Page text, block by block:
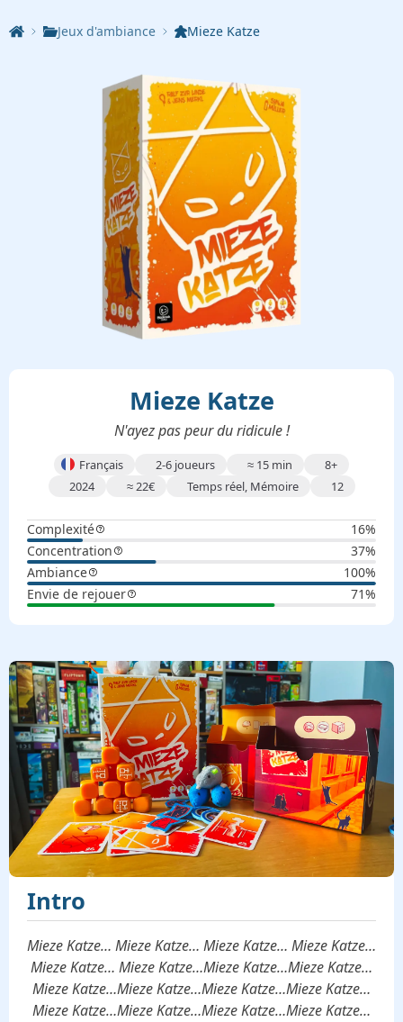
Jeux d'ambiance Mieze Katze
Mieze Katze
N'ayez pas peur du ridicule !
Français 2-6 joueurs ≈ 15 min
8+
2024
≈ 22€ Temps réel, Mémoire 12
Complexité
16%
Concentration
37%
Ambiance
100%
Envie de rejouer
71%
Intro
Mieze Katze… Mieze Katze… Mieze Katze… Mieze Katze…
Mieze Katze… Mieze Katze…Mieze Katze…Mieze Katze…
Mieze Katze…Mieze Katze…Mieze Katze…Mieze Katze…
Mieze Katze…Mieze Katze…Mieze Katze…Mieze Katze…